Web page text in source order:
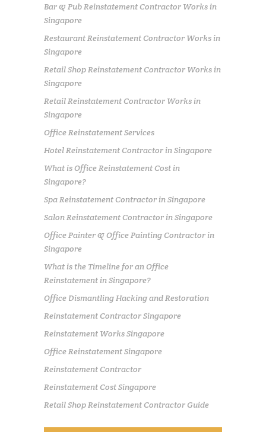
Bar & Pub Reinstatement Contractor Works in
Singapore
Restaurant Reinstatement Contractor Works in
Singapore
Retail Shop Reinstatement Contractor Works in
Singapore
Retail Reinstatement Contractor Works in
Singapore
Office Reinstatement Services
Hotel Reinstatement Contractor in Singapore
What is Office Reinstatement Cost in
Singapore?
Spa Reinstatement Contractor in Singapore
Salon Reinstatement Contractor in Singapore
Office Painter & Office Painting Contractor in
Singapore
What is the Timeline for an Office
Reinstatement in Singapore?
Office Dismantling Hacking and Restoration
Reinstatement Contractor Singapore
Reinstatement Works Singapore
Office Reinstatement Singapore
Reinstatement Contractor
Reinstatement Cost Singapore
Retail Shop Reinstatement Contractor Guide